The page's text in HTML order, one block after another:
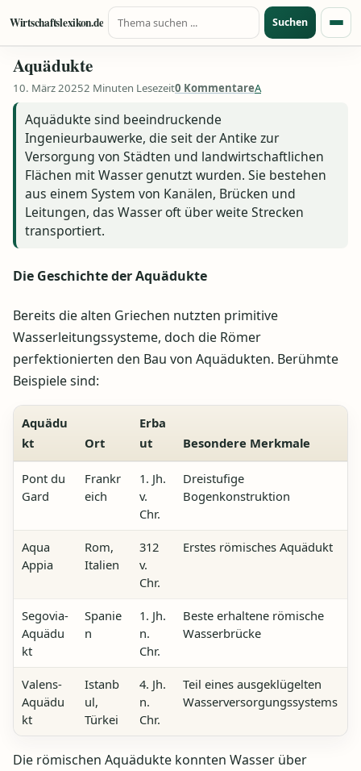
Zum Inhalt springen
Wirtschaftslexikon.de
Suche nach:
Suchen
Aquädukte
10. März 20252 Minuten Lesezeit0 KommentareA
Aquädukte sind beeindruckende
Ingenieurbauwerke, die seit der Antike zur
Versorgung von Städten und landwirtschaftlichen
Flächen mit Wasser genutzt wurden. Sie bestehen
aus einem System von Kanälen, Brücken und
Leitungen, das Wasser oft über weite Strecken
transportiert.
Die Geschichte der Aquädukte
Bereits die alten Griechen nutzten primitive
Wasserleitungssysteme, doch die Römer
perfektionierten den Bau von Aquädukten. Berühmte
Beispiele sind:
Aquädu
kt
Ort
Erba
ut
Besondere Merkmale
Pont du
Gard
Frankr
eich
1. Jh.
v.
Chr.
Dreistufige
Bogenkonstruktion
Aqua
Appia
Rom,
Italien
312
v.
Chr.
Erstes römisches Aquädukt
Segovia-
Aquädu
kt
Spanie
n
1. Jh.
n.
Chr.
Beste erhaltene römische
Wasserbrücke
Valens-
Aquädu
kt
Istanb
ul,
Türkei
4. Jh.
n.
Chr.
Teil eines ausgeklügelten
Wasserversorgungssystems
Die römischen Aquädukte konnten Wasser über